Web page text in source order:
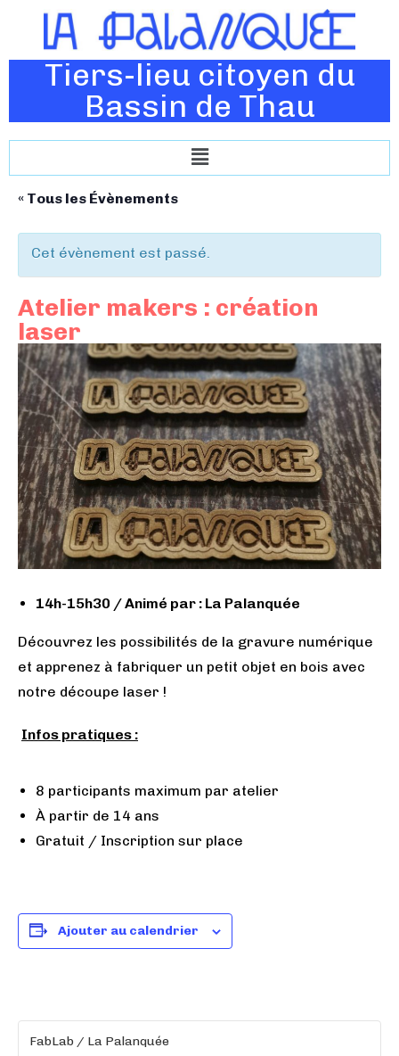
Tiers-lieu citoyen du
Bassin de Thau
« Tous les Évènements
Cet évènement est passé.
Atelier makers : création
laser
14h-15h30 /Animé par : La Palanquée
Découvrez les possibilités de la gravure numérique
et apprenez à fabriquer un petit objet en bois avec
notre découpe laser !
Infos pratiques :
8 participants maximum par atelier
À partir de 14 ans
Gratuit / Inscription sur place
Ajouter au calendrier
FabLab / La Palanquée